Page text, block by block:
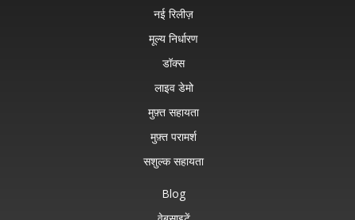
नई रिलीज़
मूल्य निर्धारण
डॉक्स
लाइव डेमो
मुफ़्त सहायता
मुफ़्त परामर्श
सशुल्क सहायता
Blog